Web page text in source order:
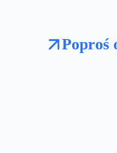
Poproś